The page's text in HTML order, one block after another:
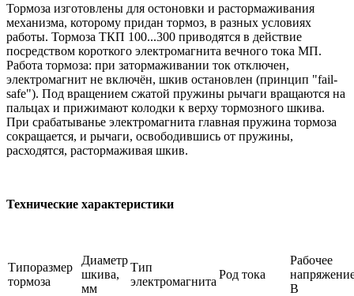
Тормоза изготовлены для остоновки и растормаживания
механизма, которому придан тормоз, в разных условиях
работы. Тормоза ТКП 100...300 приводятся в действие
посредством короткого электромагнита вечного тока МП.
Работа тормоза: при затормаживании ток отключен,
электромагнит не включён, шкив остановлен (принцип "fail-
safe"). Под вращением сжатой пружины рычаги вращаются на
пальцах и прижимают колодки к верху тормозного шкива.
При срабатыванье электромагнита главная пружина тормоза
сокращается, и рычаги, освободившись от пружины,
расходятся, растормаживая шкив.
Технические характеристики
Типоразмер
тормоза
Диаметр
шкива,
мм
Тип
электромагнита
Род тока
Рабочее
В